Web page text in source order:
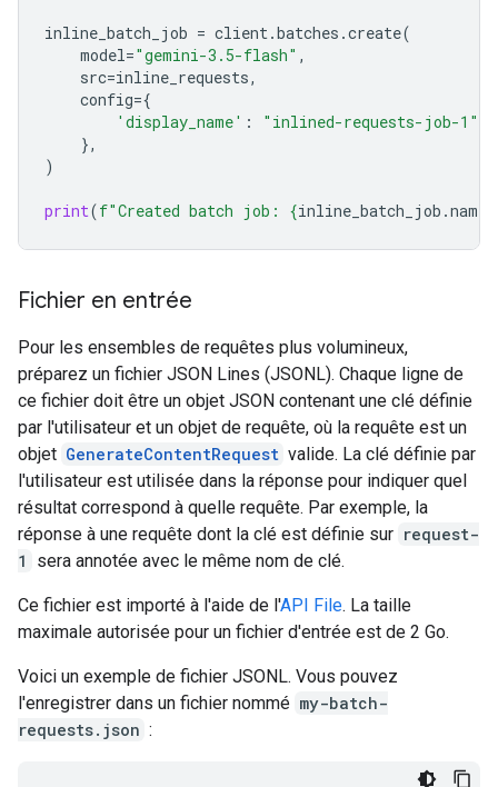
inline_batch_job = client.batches .create(
model="gemini-3.5-flash" ,
src=inline_requests,
config={
'display_name' : "inlined-requests-job-1"
},
)
print(f"Created batch job: {inline_batch_job .name
Fichier en entrée
Pour les ensembles de requêtes plus volumineux,
préparez un fichier JSON Lines (JSONL). Chaque ligne de
ce fichier doit être un objet JSON contenant une clé définie
par l'utilisateur et un objet de requête, où la requête est un
objet GenerateContentRequest valide. La clé définie par
l'utilisateur est utilisée dans la réponse pour indiquer quel
résultat correspond à quelle requête. Par exemple, la
réponse à une requête dont la clé est définie sur request-
1
sera annotée avec le même nom de clé.
Ce fichier est importé à l'aide de l'API File. La taille
maximale autorisée pour un fichier d'entrée est de 2 Go.
Voici un exemple de fichier JSONL. Vous pouvez
l'enregistrer dans un fichier nommé my-batch-
requests.json :